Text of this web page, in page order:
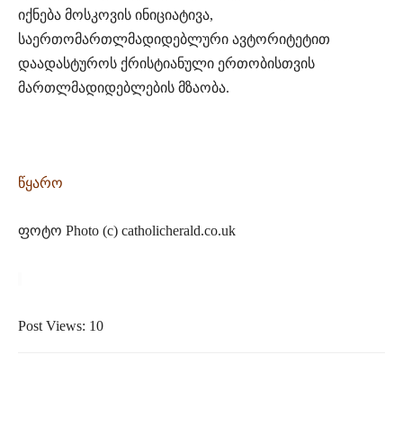
იქნება მოსკოვის ინიციატივა,
საერთომართლმადიდებლური ავტორიტეტით
დაადასტუროს ქრისტიანული ერთობისთვის
მართლმადიდებლების მზაობა.
წყარო
ფოტო Photo (c) catholicherald.co.uk
Post Views: 10